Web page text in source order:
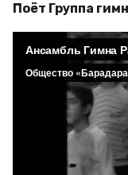
Поёт Группа